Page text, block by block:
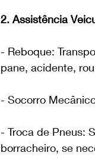
2. Assistência
- Reboque:
pane, acidente,
- Socorro
- Troca de Pneus:
borracheiro, se